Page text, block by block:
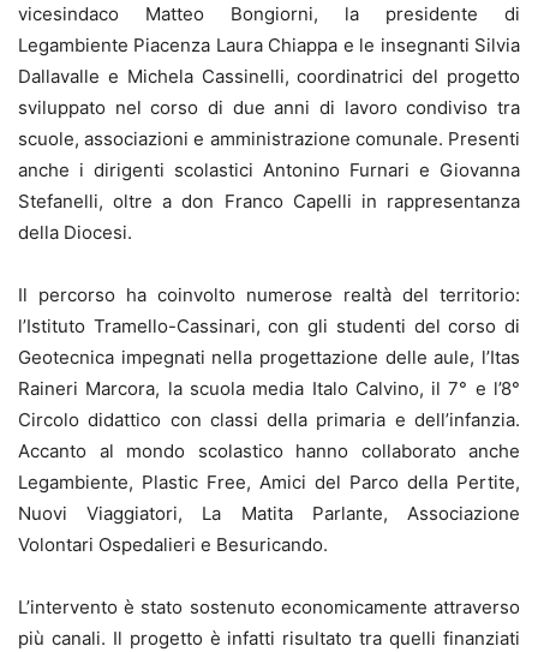
vicesindaco Matteo Bongiorni, la presidente di
Legambiente Piacenza Laura Chiappa e le insegnanti Silvia
Dallavalle e Michela Cassinelli, coordinatrici del progetto
sviluppato nel corso di due anni di lavoro condiviso tra
scuole, associazioni e amministrazione comunale. Presenti
anche i dirigenti scolastici Antonino Furnari e Giovanna
Stefanelli, oltre a don Franco Capelli in rappresentanza
della Diocesi.
Il percorso ha coinvolto numerose realtà del territorio:
l’Istituto Tramello-Cassinari, con gli studenti del corso di
Geotecnica impegnati nella progettazione delle aule, l’Itas
Raineri Marcora, la scuola media Italo Calvino, il 7° e l’8°
Circolo didattico con classi della primaria e dell’infanzia.
Accanto al mondo scolastico hanno collaborato anche
Legambiente, Plastic Free, Amici del Parco della Pertite,
Nuovi Viaggiatori, La Matita Parlante, Associazione
Volontari Ospedalieri e Besuricando.
L’intervento è stato sostenuto economicamente attraverso
più canali. Il progetto è infatti risultato tra quelli finanziati